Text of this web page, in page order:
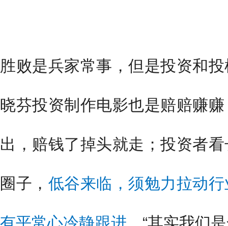
胜败是兵家常事，但是投资和
晓芬投资制作电影也是赔赔赚
出，赔钱了掉头就走；投资者
圈子， 低谷来临，须勉力拉动